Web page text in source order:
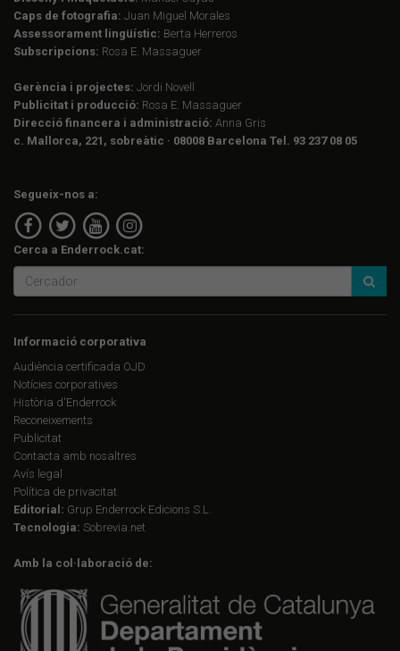
Caps de fotografia: Juan Miguel Morales
Assessorament lingüístic: Berta Herreros
Subscripcions: Rosa E. Massaguer
Gerència i projectes: Jordi Novell
Publicitat i producció: Rosa E. Massaguer
Direcció financera i administració: Anna Gris
c. Mallorca, 221, sobreàtic · 08008 Barcelona Tel. 93 237 08 05
Segueix-nos a:
Cerca a Enderrock.cat:
Informació corporativa
Audiència certificada OJD
Notícies corporatives
Història d'Enderrock
Reconeixements
Publicitat
Contacta amb nosaltres
Avís legal
Política de privacitat
Editorial: Grup Enderrock Edicions S.L.
Tecnologia: Sobrevia.net
Amb la col·laboració de: